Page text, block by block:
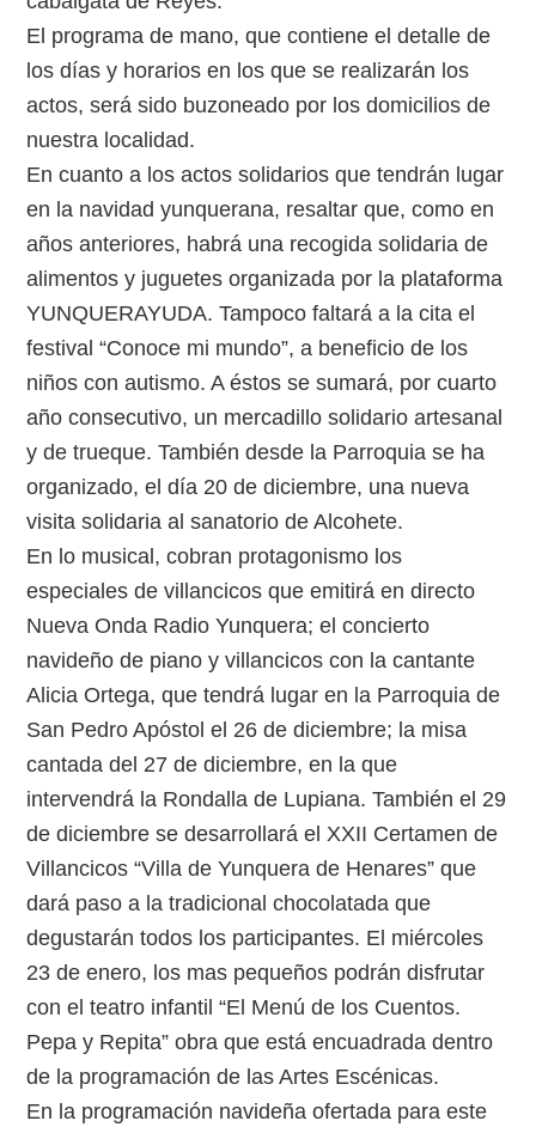
El programa de mano, que contiene el detalle de
los días y horarios en los que se realizarán los
actos, será sido buzoneado por los domicilios de
nuestra localidad.
En cuanto a los actos solidarios que tendrán lugar
en la navidad yunquerana, resaltar que, como en
años anteriores, habrá una recogida solidaria de
alimentos y juguetes organizada por la plataforma
YUNQUERAYUDA. Tampoco faltará a la cita el
festival “Conoce mi mundo”, a beneficio de los
niños con autismo. A éstos se sumará, por cuarto
año consecutivo, un mercadillo solidario artesanal
y de trueque. También desde la Parroquia se ha
organizado, el día 20 de diciembre, una nueva
visita solidaria al sanatorio de Alcohete.
En lo musical, cobran protagonismo los
especiales de villancicos que emitirá en directo
Nueva Onda Radio Yunquera; el concierto
navideño de piano y villancicos con la cantante
Alicia Ortega, que tendrá lugar en la Parroquia de
San Pedro Apóstol el 26 de diciembre; la misa
cantada del 27 de diciembre, en la que
intervendrá la Rondalla de Lupiana. También el 29
de diciembre se desarrollará el XXII Certamen de
Villancicos “Villa de Yunquera de Henares” que
dará paso a la tradicional chocolatada que
degustarán todos los participantes. El miércoles
23 de enero, los mas pequeños podrán disfrutar
con el teatro infantil “El Menú de los Cuentos.
Pepa y Repita” obra que está encuadrada dentro
de la programación de las Artes Escénicas.
En la programación navideña ofertada para este